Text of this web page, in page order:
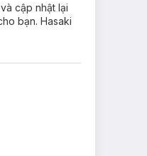
cập nhật lại
bạn. Hasaki